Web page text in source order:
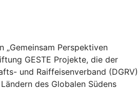
„Gemeinsam Perspektiven
GESTE Projekte, die der
und Raiffeisenverband (DGRV)
des Globalen Südens